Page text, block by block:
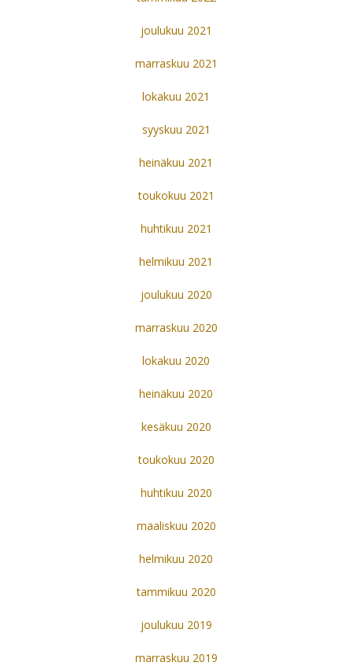
joulukuu 2021
marraskuu 2021
lokakuu 2021
syyskuu 2021
heinäkuu 2021
toukokuu 2021
huhtikuu 2021
helmikuu 2021
joulukuu 2020
marraskuu 2020
lokakuu 2020
heinäkuu 2020
kesäkuu 2020
toukokuu 2020
huhtikuu 2020
maaliskuu 2020
helmikuu 2020
tammikuu 2020
joulukuu 2019
marraskuu 2019